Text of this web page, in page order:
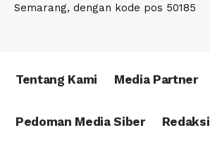
Semarang, dengan kode pos 50185
Tentang Kami Media Partner
Pedoman Media Siber Redaksi